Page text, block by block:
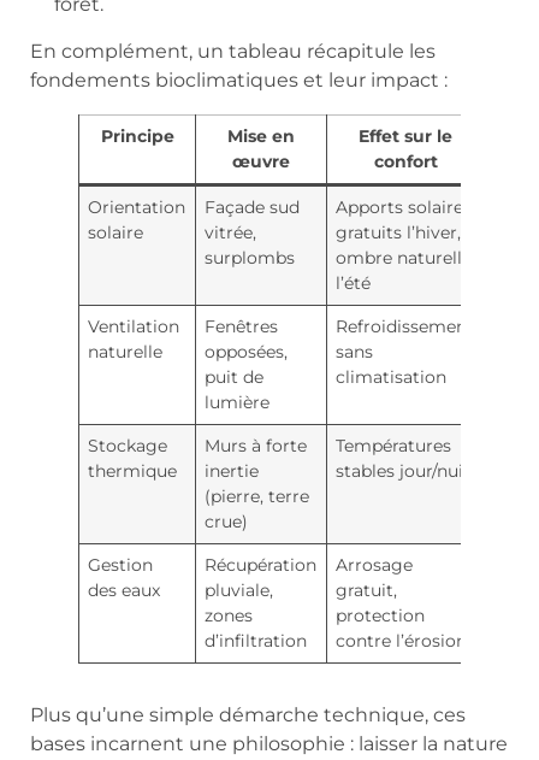
En complément, un tableau récapitule les
fondements bioclimatiques et leur impact :
Principe
Mise en
œuvre
Effet sur le
confort
Orientation
solaire
Façade sud
vitrée,
surplombs
Apports solaires
gratuits l’hiver,
ombre naturelle
l’été
Ventilation
naturelle
Fenêtres
opposées,
puit de
lumière
Refroidissement
sans
climatisation
Stockage
thermique
Murs à forte
inertie
(pierre, terre
crue)
Températures
stables jour/nuit
Gestion
des eaux
Récupération
pluviale,
zones
d’infiltration
Arrosage
gratuit,
protection
contre l’érosion
Plus qu’une simple démarche technique, ces
bases incarnent une philosophie : laisser la nature